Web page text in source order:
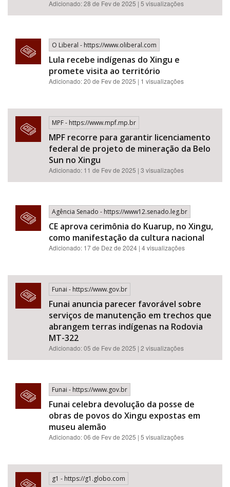
Adicionado: 28 de Fev de 2025 | 5 visualizações
O Liberal - https://www.oliberal.com
Lula recebe indígenas do Xingu e
promete visita ao território
Adicionado: 20 de Fev de 2025 | 1 visualizações
MPF - https://www.mpf.mp.br
MPF recorre para garantir licenciamento
federal de projeto de mineração da Belo
Sun no Xingu
Adicionado: 11 de Fev de 2025 | 3 visualizações
Agência Senado - https://www12.senado.leg.br
CE aprova cerimônia do Kuarup, no Xingu,
como manifestação da cultura nacional
Adicionado: 17 de Dez de 2024 | 4 visualizações
Funai - https://www.gov.br
Funai anuncia parecer favorável sobre
serviços de manutenção em trechos que
abrangem terras indígenas na Rodovia
MT-322
Adicionado: 05 de Fev de 2025 | 2 visualizações
Funai - https://www.gov.br
Funai celebra devolução da posse de
obras de povos do Xingu expostas em
museu alemão
Adicionado: 06 de Fev de 2025 | 5 visualizações
g1 - https://g1.globo.com